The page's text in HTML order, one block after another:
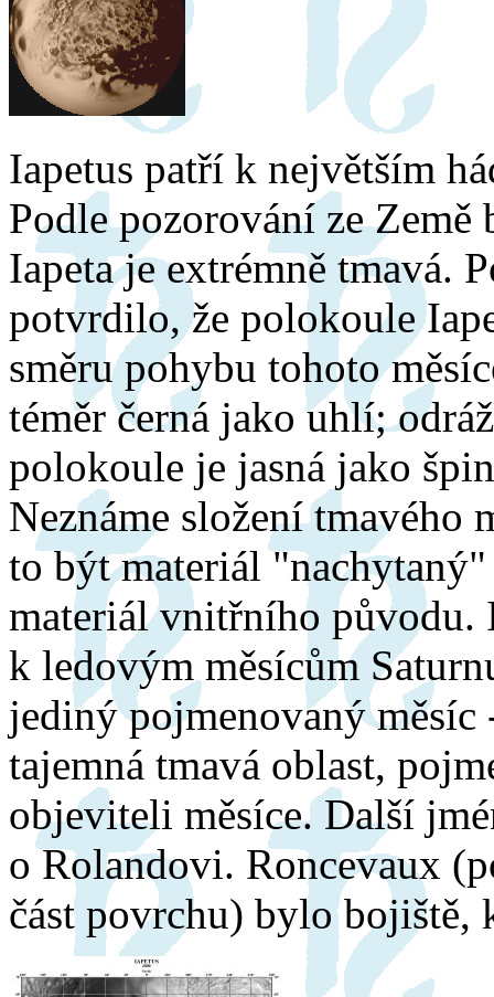
Iapetus patří k největším
Podle pozorování ze
Iapeta je extrémně tmavá.
potvrdilo, že polokoule
směru pohybu tohoto
téměr černá jako uhlí;
polokoule je jasná jako
Neznáme složení tmavého
to být materiál
materiál vnitřního původu.
k ledovým měsícům
jediný pojmenovaný měsíc
tajemná tmavá oblast,
objeviteli měsíce. Další
o Rolandovi. Roncevaux
část povrchu) bylo bojiště,